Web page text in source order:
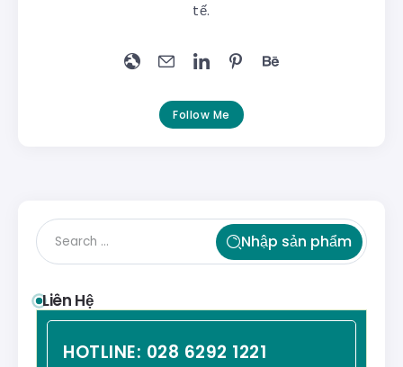
tế.
Follow Me
Nhập sản phẩm
Liên Hệ
HOTLINE: 028 6292 1221